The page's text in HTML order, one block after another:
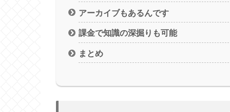
アーカイブもあるんです
課金で知識の深掘りも可能
まとめ